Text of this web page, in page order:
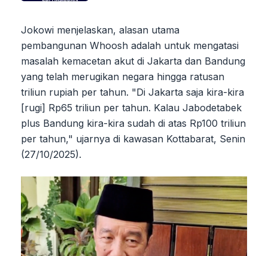
Jokowi menjelaskan, alasan utama
pembangunan Whoosh adalah untuk mengatasi
masalah kemacetan akut di Jakarta dan Bandung
yang telah merugikan negara hingga ratusan
triliun rupiah per tahun. "Di Jakarta saja kira-kira
[rugi] Rp65 triliun per tahun. Kalau Jabodetabek
plus Bandung kira-kira sudah di atas Rp100 triliun
per tahun," ujarnya di kawasan Kottabarat, Senin
(27/10/2025).